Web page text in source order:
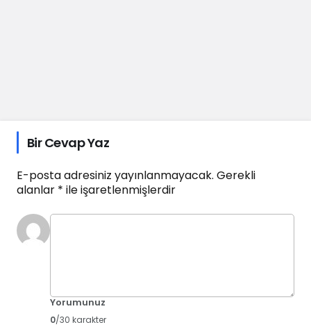
Bir Cevap Yaz
E-posta adresiniz yayınlanmayacak. Gerekli
alanlar * ile işaretlenmişlerdir
Yorumunuz
0/30 karakter